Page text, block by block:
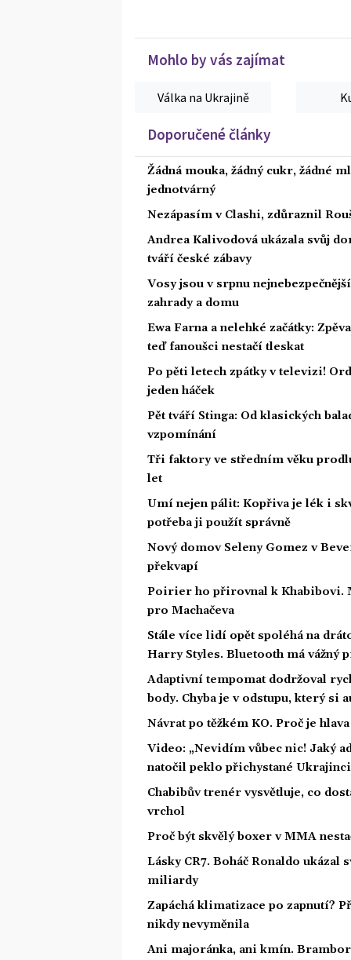
Mohlo by vás zajímat
Válka na Ukrajině
Doporučené články
Žádná mouka, žádný cukr, žádné
jednotvárný
Nezápasím v Clashi, zdůraznil
Andrea Kalivodová ukázala svůj
tváří české zábavy
Vosy jsou v srpnu
zahrady a domu
Ewa Farna a nelehké začátky:
teď fanoušci nestačí tleskat
Po pěti letech zpátky v televizi!
jeden háček
Pět tváří Stinga: Od klasických
vzpomínání
Tři faktory ve středním věku
let
Umí nejen pálit: Kopřiva je lék i
potřeba ji použít správně
Nový domov Seleny Gomez v
překvapí
Poirier ho přirovnal k Khabibovi.
pro Machačeva
Stále více lidí opět spoléhá na
Harry Styles. Bluetooth má vážný
Adaptivní tempomat dodržoval
body. Chyba je v odstupu, který si
Návrat po těžkém KO. Proč je
Video: „Nevidím vůbec nic! Jaký
natočil peklo přichystané
Chabibův trenér vysvětluje, co
vrchol
Proč být skvělý boxer v MMA
Lásky CR7. Boháč Ronaldo ukázal
miliardy
Zapáchá klimatizace po zapnutí?
nikdy nevyměnila
Ani majoránka, ani kmín.